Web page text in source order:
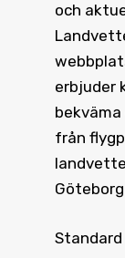
och
erbjuder
från
Standard